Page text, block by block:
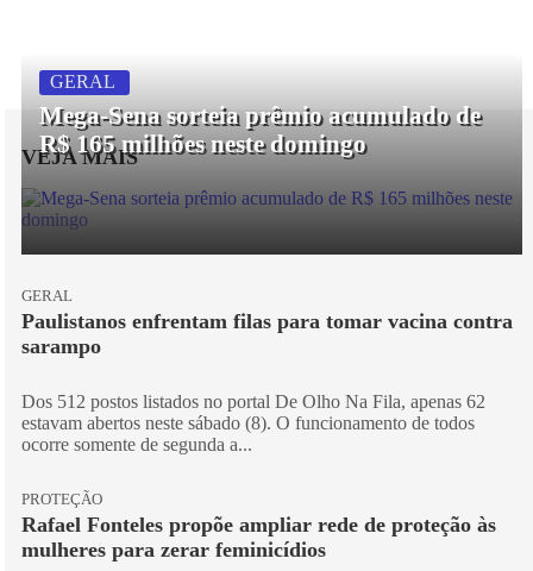
VEJA MAIS
GERAL
Mega-Sena sorteia prêmio acumulado de
R$ 165 milhões neste domingo
GERAL
Paulistanos enfrentam filas para tomar vacina contra
sarampo
Dos 512 postos listados no portal De Olho Na Fila, apenas 62
estavam abertos neste sábado (8). O funcionamento de todos
ocorre somente de segunda a...
PROTEÇÃO
Rafael Fonteles propõe ampliar rede de proteção às
mulheres para zerar feminicídios